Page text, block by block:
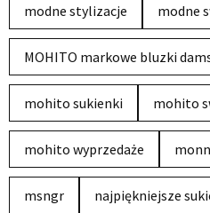
modne stylizacje modne
MOHITO markowe bluzki
mohito sukienki mohito
mohito wyprzedaże
msngr najpiękniejsze